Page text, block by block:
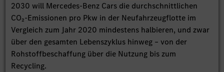
2030 will Mercedes-Benz Cars die durchschnittlichen
CO₂-Emissionen pro Pkw in der Neufahrzeugflotte im
Vergleich zum Jahr 2020 mindestens halbieren, und zwar
über den gesamten Lebenszyklus hinweg – von der
Rohstoffbeschaffung über die Nutzung bis zum
Recycling.